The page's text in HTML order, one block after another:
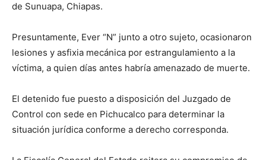
de Sunuapa, Chiapas.
Presuntamente, Ever “N” junto a otro sujeto, ocasionaron
lesiones y asfixia mecánica por estrangulamiento a la
víctima, a quien días antes habría amenazado de muerte.
El detenido fue puesto a disposición del Juzgado de
Control con sede en Pichucalco para determinar la
situación jurídica conforme a derecho corresponda.